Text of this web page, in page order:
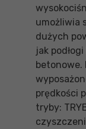
umożliwia
dużych
jak
betonowe.
prędkości
tryby: